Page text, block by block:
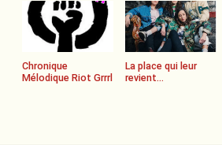
Chronique
Mélodique Riot Grrrl
La place qui leur
revient…